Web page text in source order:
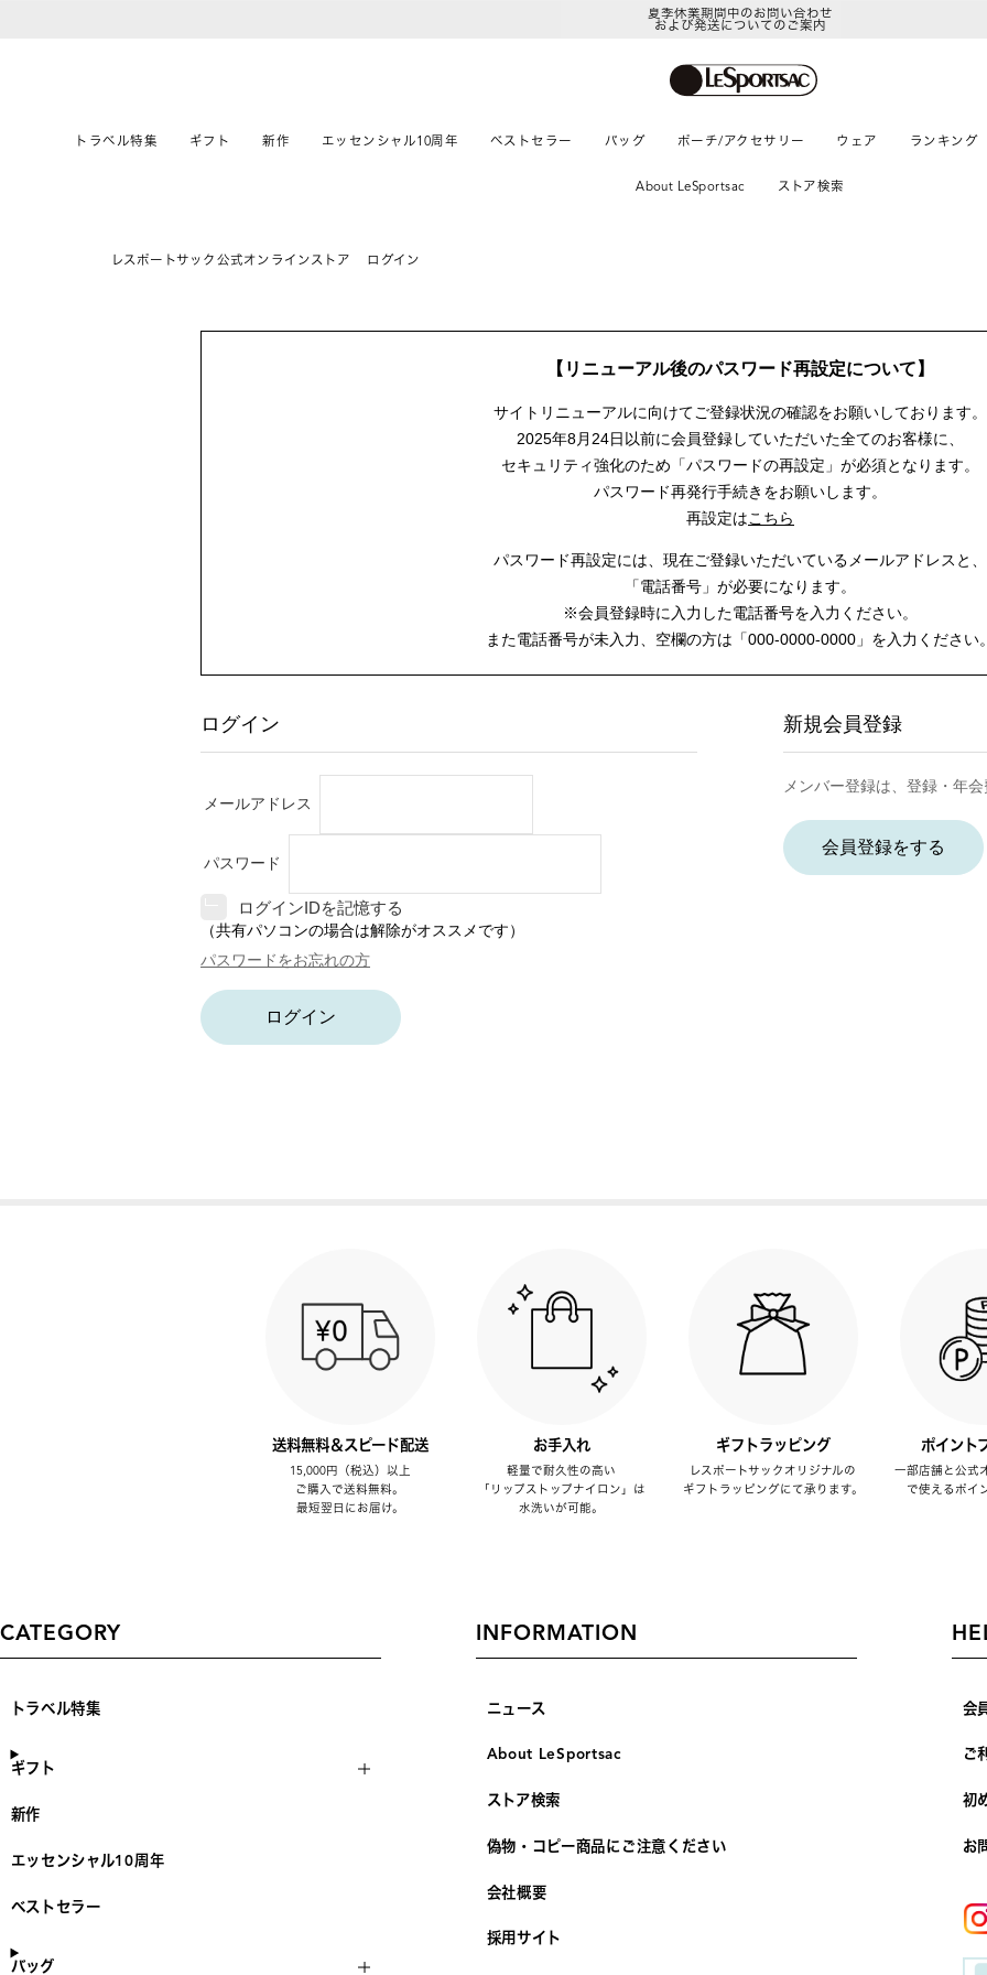
夏季休業期間中のお問い合わせ
および発送についてのご案内
トラベル特集 ギフト 新作 エッセンシャル10周年 ベストセラー バッグ ポーチ/アクセサリー ウェア ランキング
About LeSportsac ストア検索
レスポートサック公式オンラインストア ログイン
【リニューアル後のパスワード再設定について】
サイトリニューアルに向けてご登録状況の確認をお願いしております。
2025年8月24日以前に会員登録していただいた全てのお客様に、
セキュリティ強化のため「パスワードの再設定」が必須となります。
パスワード再発行手続きをお願いします。
再設定はこちら
パスワード再設定には、 現在ご登録いただいているメールアドレスと、
「電話番号」が必要になります。
※会員登録時に入力した電話番号を入力ください。
また電話番号が未入力、空欄の方は 「000-0000-0000」を入力ください。
ログイン
メールアドレス
パスワード
ログインIDを記憶する
（共有パソコンの場合は解除がオススメです）
パスワードをお忘れの方
ログイン
新規会員登録
メンバー登録は、登録・年会
会員登録をする
送料無料＆スピード配送
15,000円（税込）以上
ご購入で送料無料。
最短翌日にお届け。
お手入れ
軽量で耐久性の高い
「リップストップナイロン」は
水洗いが可能。
ギフトラッピング
レスポートサックオリジナルの
ギフトラッピングにて承ります。
ポイント
一部店舗と公式
で使えるポイ
CATEGORY
トラベル特集
ギフト
新作
エッセンシャル10周年
ベストセラー
バッグ
INFORMATION
ニュース
About LeSportsac
ストア検索
偽物・コピー商品にご注意ください
会社概要
採用サイト
会
ご
初
お